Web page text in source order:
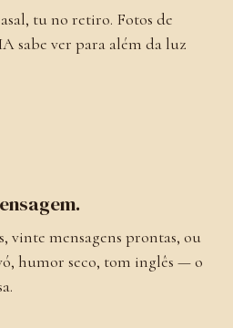
tu no retiro. Fotos de
sabe ver para além da luz
vinte mensagens prontas, ou
humor seco, tom inglês — o